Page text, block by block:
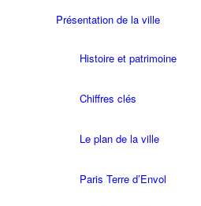
Présentation de la ville
Histoire et patrimoine
Chiffres clés
Le plan de la ville
Paris Terre d’Envol